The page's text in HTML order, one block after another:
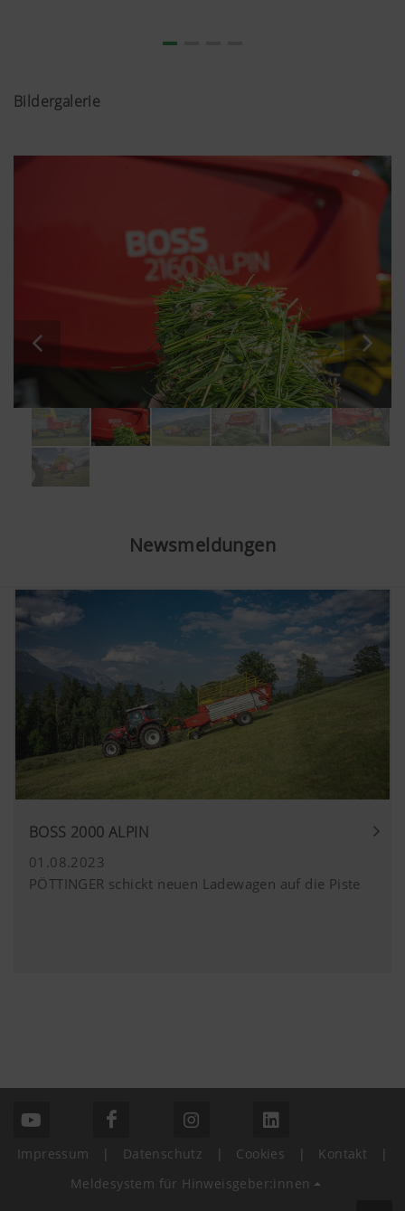
Bildergalerie
Newsmeldungen
BOSS 2000 ALPIN
01.08.2023
PÖTTINGER schickt neuen Ladewagen auf die Piste
Impressum | Datenschutz | Cookies | Kontakt
|
Meldesystem für Hinweisgeber:innen